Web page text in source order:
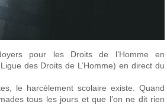
pour les Droits de l’Homme en
des Droits de L’Homme) en direct du
le harcèlement scolaire existe. Quand
tous les jours et que l’on ne dit rien